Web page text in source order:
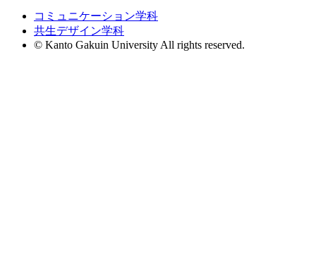
コミュニケーション学科
共生デザイン学科
© Kanto Gakuin University All rights reserved.